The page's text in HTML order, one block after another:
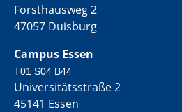
Forsthausweg 2
47057 Duisburg
Campus Essen
T01 S04 B44
Universitätsstraße 2
45141 Essen